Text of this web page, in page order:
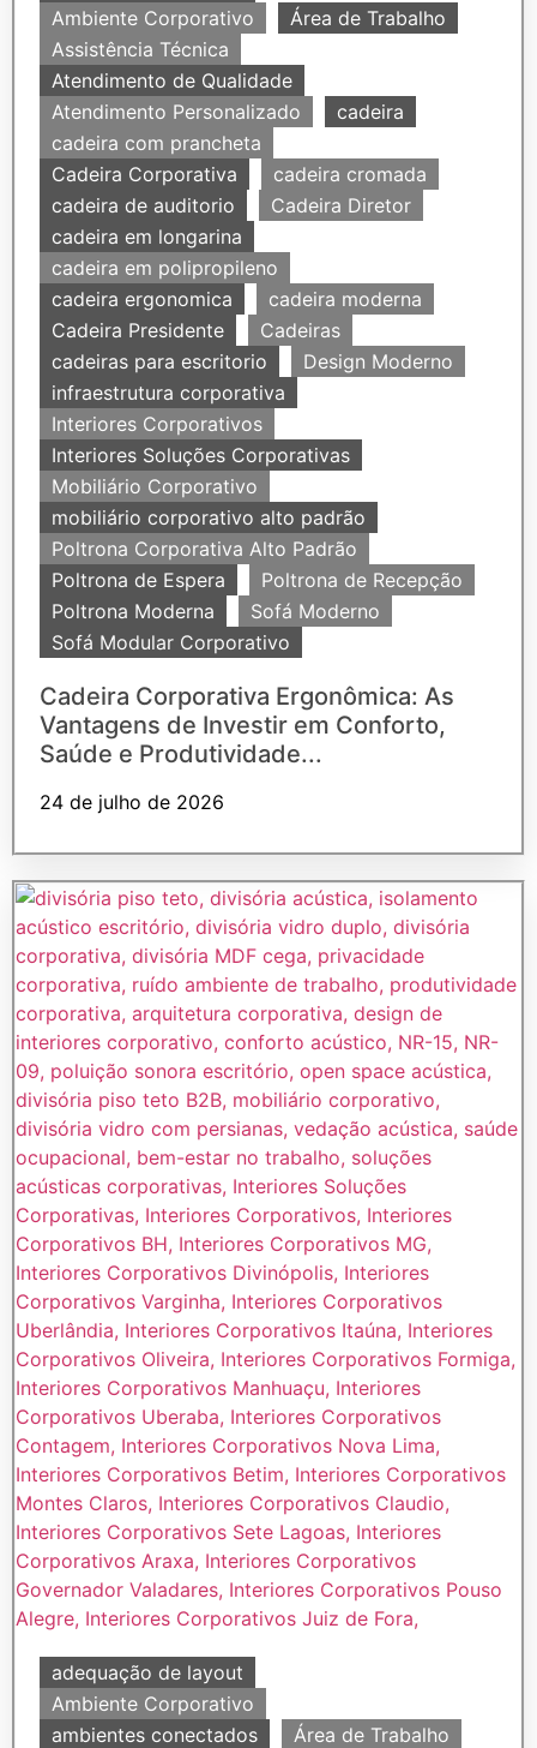
Ambiente Corporativo
Área de Trabalho
Assistência Técnica
Atendimento de Qualidade
Atendimento Personalizado
cadeira
cadeira com prancheta
Cadeira Corporativa
cadeira cromada
cadeira de auditorio
Cadeira Diretor
cadeira em longarina
cadeira em polipropileno
cadeira ergonomica
cadeira moderna
Cadeira Presidente
Cadeiras
cadeiras para escritorio
Design Moderno
infraestrutura corporativa
Interiores Corporativos
Interiores Soluções Corporativas
Mobiliário Corporativo
mobiliário corporativo alto padrão
Poltrona Corporativa Alto Padrão
Poltrona de Espera
Poltrona de Recepção
Poltrona Moderna
Sofá Moderno
Sofá Modular Corporativo
Cadeira Corporativa Ergonômica: As
Vantagens de Investir em Conforto,
Saúde e Produtividade...
24 de julho de 2026
adequação de layout
Ambiente Corporativo
ambientes conectados
Área de Trabalho